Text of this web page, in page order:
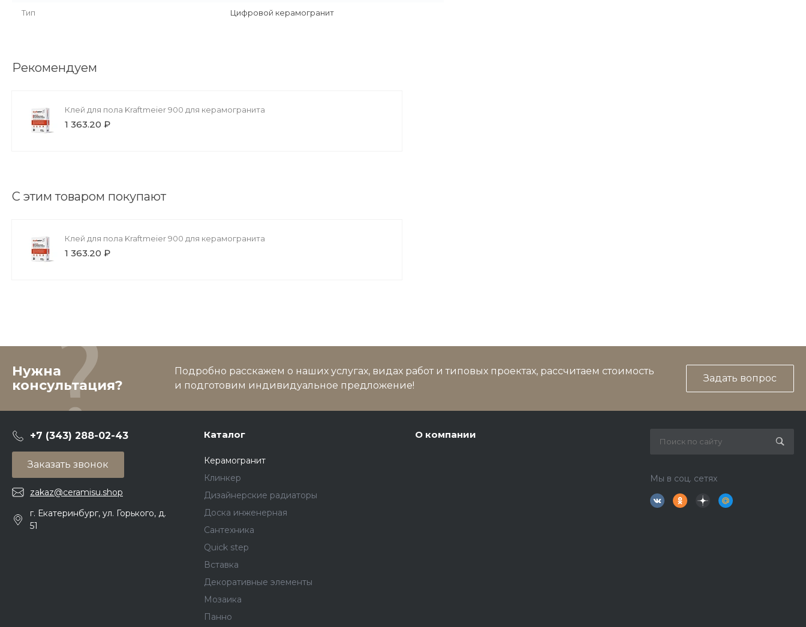
Тип Цифровой керамогранит
Рекомендуем
Клей для пола Kraftmeier 900 для керамогранита
1 363.20 ₽
С этим товаром покупают
Клей для пола Kraftmeier 900 для керамогранита
1 363.20 ₽
Нужна
консультация?
Подробно расскажем о наших услугах, видах работ и типовых проектах, рассчитаем стоимость
и подготовим индивидуальное предложение!
Задать вопрос
+7 (343) 288-02-43
Заказать звонок
zakaz@ceramisu.shop
г. Екатеринбург, ул. Горького, д.
51
Каталог
Керамогранит
Клинкер
Дизайнерские радиаторы
Доска инженерная
Сантехника
Quick step
Вставка
Декоративные элементы
Мозаика
Панно
О компании
Мы в соц. сетях